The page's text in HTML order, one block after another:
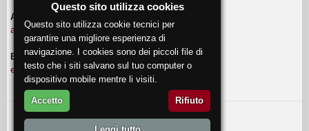
ADVERTISING
advertising@doctorwine.it
EVENTI
eventi@doctorwine.it
© 2018 DoctorWine .
Questo sito utilizza cookies
Questo sito utilizza cookie tecnici per
garantire una migliore esperienza di
navigazione. I cookies sono dei piccoli file di
testo che i siti salvano sul tuo computer o
dispositivo mobile mentre li visiti.
Accetto Rifiuto